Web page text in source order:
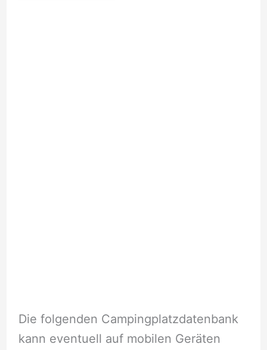
Die folgenden Campingplatzdatenbank
kann eventuell auf mobilen Geräten